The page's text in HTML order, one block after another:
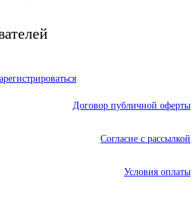
Договор публичной оферты
Согласие с рассылкой
Условия оплаты